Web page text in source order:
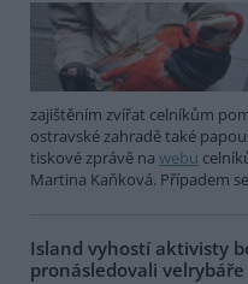
zajištěním zvířat celníkům
ostravské zahradě také
tiskové zprávě na webu
Martina Kaňková. Případem
Island vyhostí aktivisty
pronásledovali velrybáře